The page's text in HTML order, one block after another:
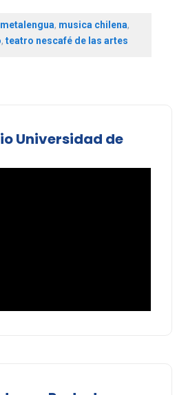
metalengua, musica chilena,
, teatro nescafé de las artes
Universidad de